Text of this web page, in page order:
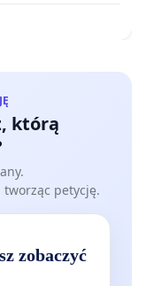
którą
tworząc petycję.
zobaczyć